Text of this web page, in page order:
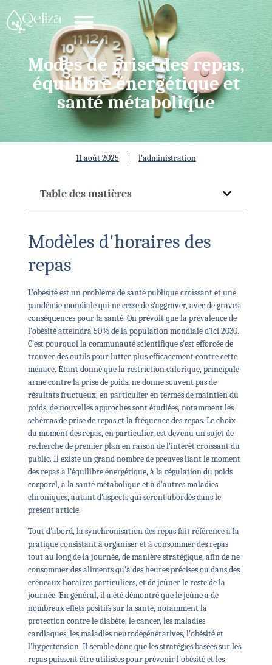
Modes de prise des repas,
équilibre énergétique et
santé métabolique
11 août 2025 l'administration
Modèles d'horaires des
repas
L'obésité est un problème de santé publique croissant et une
pandémie mondiale qui ne cesse de s'aggraver, avec de graves
conséquences pour la santé. On prévoit que la prévalence de
l'obésité atteindra 50% de la population mondiale d'ici 2030.
C'est pourquoi la communauté scientifique s'est efforcée de
trouver des outils pour lutter plus efficacement contre cette
menace. Étant donné que la restriction calorique, principale
arme contre la prise de poids, ne donne souvent pas de
résultats fructueux, en particulier en termes de maintien du
poids, de nouvelles approches sont étudiées, notamment les
schémas de prise de repas et la fréquence des repas. Le choix
du moment des repas, en particulier, est devenu un sujet de
recherche de premier plan en raison de l'intérêt croissant du
public. Il existe un grand nombre de preuves liant le moment
des repas à l'équilibre énergétique, à la régulation du poids
corporel, à la santé métabolique et à d'autres maladies
chroniques, autant d'aspects qui seront abordés dans le
présent article.
Tout d'abord, la synchronisation des repas fait référence à la
pratique consistant à organiser et à consommer des repas
tout au long de la journée, de manière stratégique, afin de ne
consommer des aliments qu'à des heures précises ou dans des
créneaux horaires particuliers, et de jeûner le reste de la
journée. En général, il a été démontré que le jeûne a de
nombreux effets positifs sur la santé, notamment la
protection contre le diabète, le cancer, les maladies
cardiaques, les maladies neurodégénératives, l'obésité et
l'hypertension. Il semble donc que les stratégies basées sur les
repas puissent être utilisées pour prévenir l'obésité et les
Table des matières